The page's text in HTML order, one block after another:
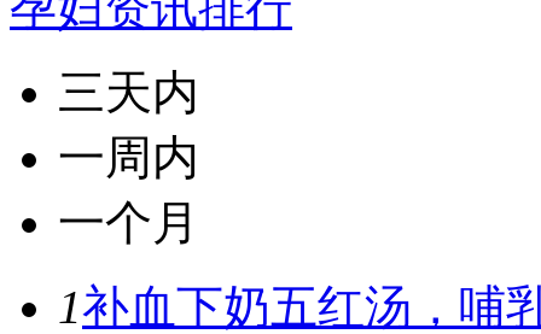
三天内
一周内
一个月
1补血下奶五红汤，哺